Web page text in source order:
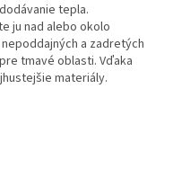
tepla.
ju nad alebo okolo
a zadretých
tmavé oblasti. Vďaka
materiály.